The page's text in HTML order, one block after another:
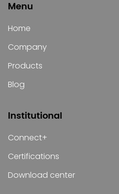
Menu
Home
Company
Products
Blog
Institutional
Connect+
Certifications
Download center